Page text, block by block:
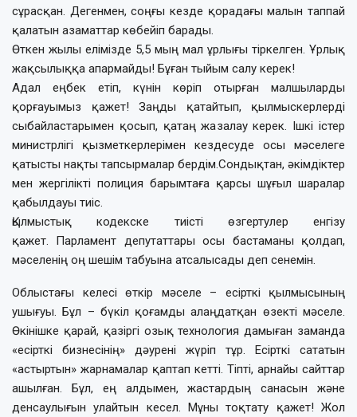
сұрасқан. Дегенмен, соңғы кезде қорадағы малын таппай
қалатын азаматтар көбейіп барады.
Өткен жылы елімізде 5,5 мың мал ұрлығы тіркелген. Ұрлық
жақсылыққа апармайды! Бұған тыйым салу керек!
Адал еңбек етіп, күнін көріп отырған малшыларды
қорғауымыз қажет! Заңды қатайтып, қылмыскерлерді
сыбайластарымен қосып, қатаң жазалау керек. Ішкі істер
министрлігі қызметкерлерімен кездесуде осы мәселеге
қатысты нақты тапсырмалар бердім.Сондықтан, әкімдіктер
мен жергілікті полиция барымтаға қарсы шұғыл шаралар
қабылдауы тиіс.
Қылмыстық кодекске тиісті өзгертулер енгізу
қажет. Парламент депутаттары осы бастаманы қолдап,
мәселенің оң шешім табуына атсалысады деп сенемін.
Облыстағы келесі өткір мәселе – есірткі қылмысының
ушығуы. Бұл – бүкіл қоғамды алаңдатқан өзекті мәселе.
Өкінішке қарай, қазіргі озық технология дамыған заманда
«есірткі бизнесінің» дәурені жүріп тұр. Есірткі сататын
«астыртын» жарнамалар қаптап кетті. Тіпті, арнайы сайттар
ашылған. Бұл, ең алдымен, жастардың санасын және
денсаулығын улайтын кесел. Мұны тоқтату қажет! Жол